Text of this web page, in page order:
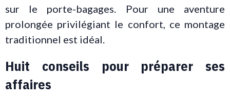
sur le porte-bagages. Pour une aventure
prolongée privilégiant le confort, ce montage
traditionnel est idéal.
Huit conseils pour préparer ses
affaires